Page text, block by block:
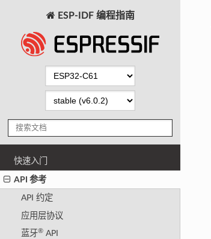
ESP-IDF 编程指南
快速入门
API 参考
API 约定
应用层协议
蓝牙®API